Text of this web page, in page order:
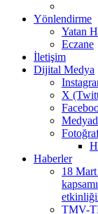
Yönlendirme
Yatan
Eczane
İletişim
Dijital Medya
X
Haberler
18
TMV-